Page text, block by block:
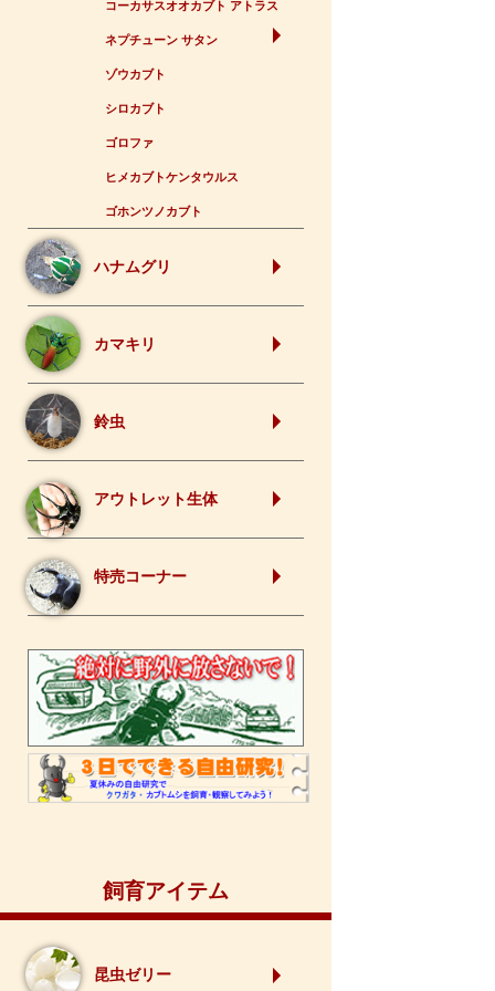
コーカサスオオカブト アトラス
ネプチューン サタン
ゾウカブト
シロカブト
ゴロファ
ヒメカブトケンタウルス
ゴホンツノカブト
ハナムグリ
カマキリ
鈴虫
アウトレット生体
特売コーナー
飼育アイテム
昆虫ゼリー